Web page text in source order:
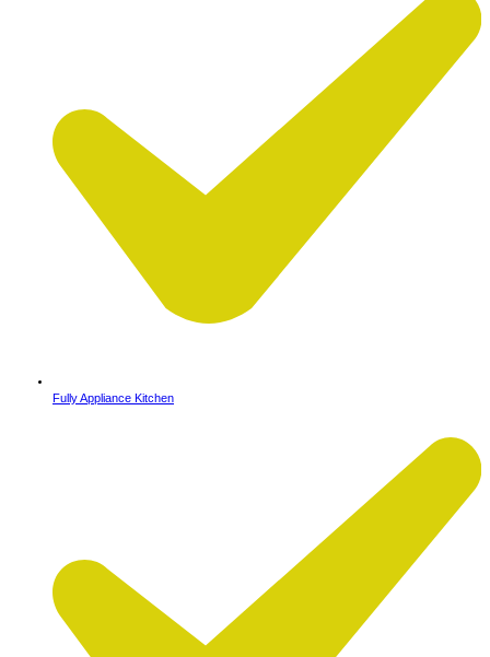
Fully Appliance Kitchen